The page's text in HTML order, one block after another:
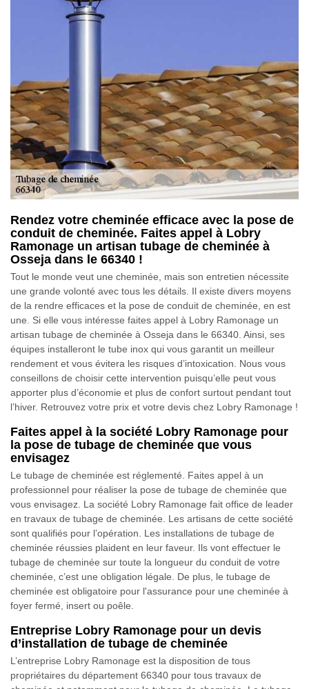
Rendez votre cheminée efficace avec la pose de
conduit de cheminée. Faites appel à Lobry
Ramonage un artisan tubage de cheminée à
Osseja dans le 66340 !
Tout le monde veut une cheminée, mais son entretien nécessite
une grande volonté avec tous les détails. Il existe divers moyens
de la rendre efficaces et la pose de conduit de cheminée, en est
une. Si elle vous intéresse faites appel à Lobry Ramonage un
artisan tubage de cheminée à Osseja dans le 66340. Ainsi, ses
équipes installeront le tube inox qui vous garantit un meilleur
rendement et vous évitera les risques d’intoxication. Nous vous
conseillons de choisir cette intervention puisqu’elle peut vous
apporter plus d’économie et plus de confort surtout pendant tout
l’hiver. Retrouvez votre prix et votre devis chez Lobry Ramonage !
Faites appel à la société Lobry Ramonage pour
la pose de tubage de cheminée que vous
envisagez
Le tubage de cheminée est réglementé. Faites appel à un
professionnel pour réaliser la pose de tubage de cheminée que
vous envisagez. La société Lobry Ramonage fait office de leader
en travaux de tubage de cheminée. Les artisans de cette société
sont qualifiés pour l’opération. Les installations de tubage de
cheminée réussies plaident en leur faveur. Ils vont effectuer le
tubage de cheminée sur toute la longueur du conduit de votre
cheminée, c’est une obligation légale. De plus, le tubage de
cheminée est obligatoire pour l'assurance pour une cheminée à
foyer fermé, insert ou poêle.
Entreprise Lobry Ramonage pour un devis
d’installation de tubage de cheminée
L’entreprise Lobry Ramonage est la disposition de tous
propriétaires du département 66340 pour tous travaux de